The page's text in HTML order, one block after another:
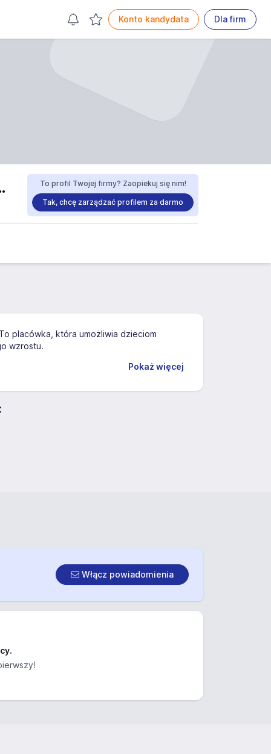
Konto kandydata Dla firm
praca To profil Twojej firmy? Zaopiekuj się nim!
Tak, chcę zarządzać profilem za darmo
placówka, która umożliwia dzieciom
wzrostu.
Pokaż więcej
Włącz powiadomienia